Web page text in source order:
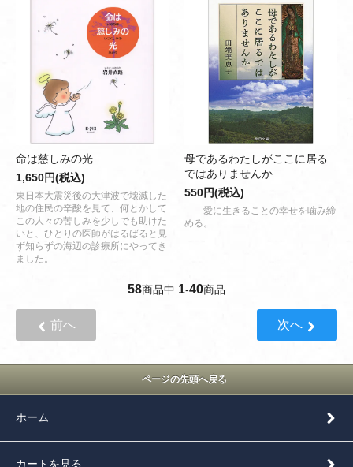
命は慈しみの光
1,650円(税込)
東日本大震災後の大津波で壊滅した
地の住民の辛酸を見て、何とかして
この人々の苦しみを少しでも助けた
いと、ひとりの医師がはるばると見
ず知らずの海辺の診療所にやってき
ました。
母であるわたしがここに居る
ではありませんか
550円(税込)
――愛に生きることの幸せを噛み締
める。
58商品中 1-40商品
前へ 次へ
ページの先頭へ戻る
ホーム
カートを見る